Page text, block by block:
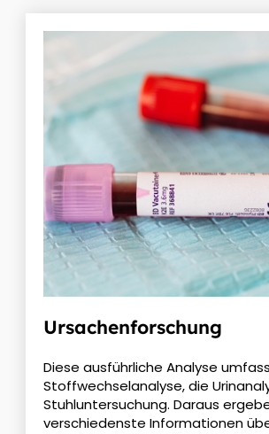
Ursachenforschung
Diese ausführliche Analyse
Stoffwechselanalyse, die
Stuhluntersuchung. Daraus
verschiedenste Informationen